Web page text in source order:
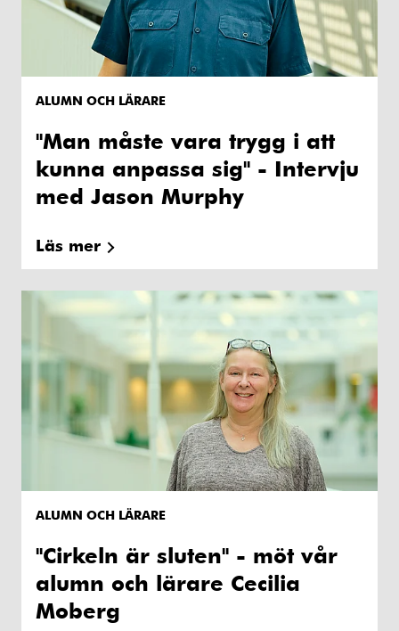
ALUMN OCH LÄRARE
"Man måste vara trygg i att
kunna anpassa sig" - Intervju
med Jason Murphy
Läs mer
ALUMN OCH LÄRARE
"Cirkeln är sluten" - möt vår
alumn och lärare Cecilia
Moberg